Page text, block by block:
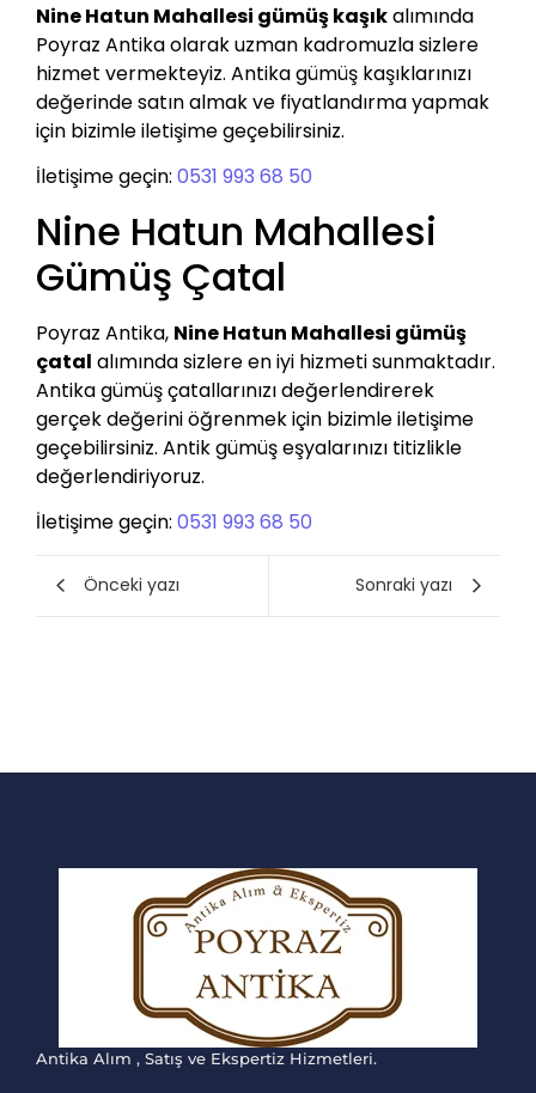
Nine Hatun Mahallesi gümüş kaşıkalımında
Poyraz Antika olarak uzman kadromuzla sizlere
hizmet vermekteyiz. Antika gümüş kaşıklarınızı
değerinde satın almak ve fiyatlandırma yapmak
için bizimle iletişime geçebilirsiniz.
İletişime geçin: 0531 993 68 50
Nine Hatun Mahallesi
Gümüş Çatal
Poyraz Antika, Nine Hatun Mahallesi gümüş
çatal alımında sizlere en iyi hizmeti sunmaktadır.
Antika gümüş çatallarınızı değerlendirerek
gerçek değerini öğrenmek için bizimle iletişime
geçebilirsiniz. Antik gümüş eşyalarınızı titizlikle
değerlendiriyoruz.
İletişime geçin: 0531 993 68 50
Önceki yazı Sonraki yazı
Antika Alım , Satış ve Ekspertiz Hizmetleri.